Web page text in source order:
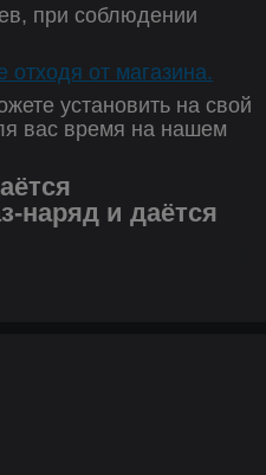
при соблюдении
отходя от магазина.
установить на свой
вас время на нашем
наряд и даётся